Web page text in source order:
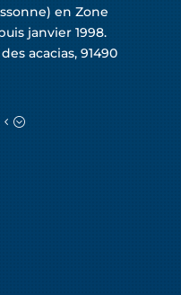
en Zone
janvier 1998.
acacias, 91490